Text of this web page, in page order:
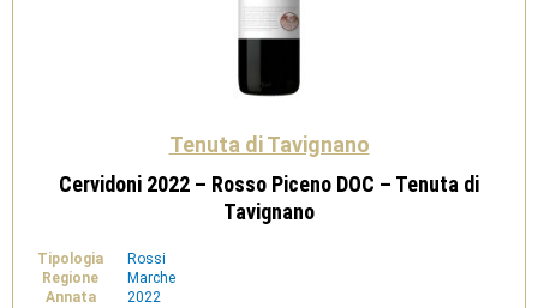
Tenuta di Tavignano
Cervidoni 2022 – Rosso Piceno DOC – Tenuta di
Tavignano
Tipologia
Rossi
Regione
Marche
Annata
2022